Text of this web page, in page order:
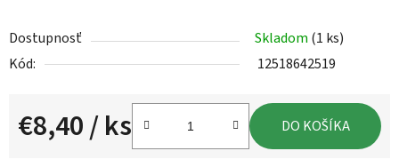
Dostupnosť Skladom (1 ks)
Kód:
12518642519
€8,40/ ks DO KOŠÍKA